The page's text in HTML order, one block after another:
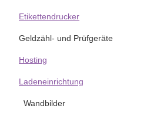
Etikettendrucker
Geldzähl- und Prüfgeräte
Hosting
Ladeneinrichtung
Wandbilder